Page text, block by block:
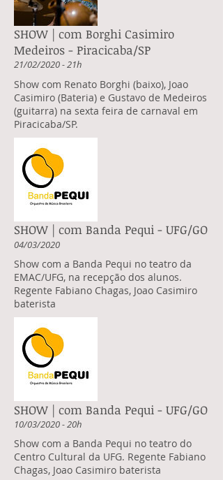
SHOW | com Borghi Casimiro
Medeiros - Piracicaba/SP
21/02/2020 - 21h
Show com Renato Borghi (baixo), Joao
Casimiro (Bateria) e Gustavo de Medeiros
(guitarra) na sexta feira de carnaval em
Piracicaba/SP.
SHOW | com Banda Pequi - UFG/GO
04/03/2020
Show com a Banda Pequi no teatro da
EMAC/UFG, na recepção dos alunos.
Regente Fabiano Chagas, Joao Casimiro
baterista
SHOW | com Banda Pequi - UFG/GO
10/03/2020 - 20h
Show com a Banda Pequi no teatro do
Centro Cultural da UFG. Regente Fabiano
Chagas, Joao Casimiro baterista